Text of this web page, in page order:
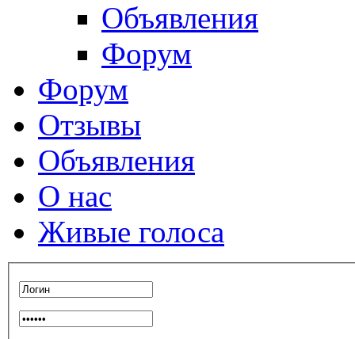
Объявления
Форум
Форум
Отзывы
Объявления
О нас
Живые голоса